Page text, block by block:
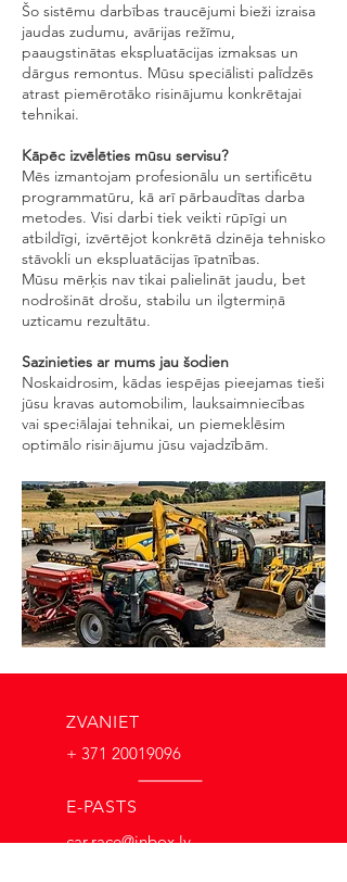
Šo sistēmu darbības traucējumi bieži izraisa
jaudas zudumu, avārijas režīmu,
paaugstinātas ekspluatācijas izmaksas un
dārgus remontus. Mūsu speciālisti palīdzēs
atrast piemērotāko risinājumu konkrētajai
tehnikai.
Kāpēc izvēlēties mūsu servisu?
Mēs izmantojam profesionālu un sertificētu
programmatūru, kā arī pārbaudītas darba
metodes. Visi darbi tiek veikti rūpīgi un
atbildīgi, izvērtējot konkrētā dzinēja tehnisko
stāvokli un ekspluatācijas īpatnības.
Mūsu mērķis nav tikai palielināt jaudu, bet
nodrošināt drošu, stabilu un ilgtermiņā
uzticamu rezultātu.
Sazinieties ar mums jau šodien
Noskaidrosim, kādas iespējas pieejamas tieši
jūsu kravas automobilim, lauksaimniecības
vai speciālajai tehnikai, un piemeklēsim
optimālo risinājumu jūsu vajadzībām.
ZVANIET
+ 371 20019096
E-PASTS
car.race@inbox.lv